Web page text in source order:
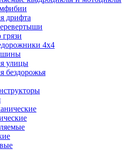
дрифта
4x4
улицы